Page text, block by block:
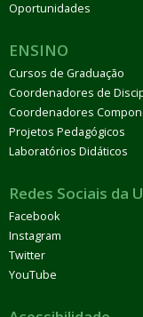
Oportunidades
ENSINO
Cursos de Graduação
Coordenadores de
Coordenadores
Projetos Pedagógicos
Laboratórios Didáticos
Redes Sociais da
Facebook
Instagram
Twitter
YouTube